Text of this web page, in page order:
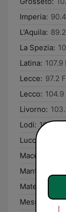
Imperia:
L'Aquila:
La Spezia:
Latina: 107.9
Lecce: 97.2
Lecco: 104.9
Livorno:
Lodi: 104.8
Lucca:
Macerata:
Mantova:
Matera:
Messina: